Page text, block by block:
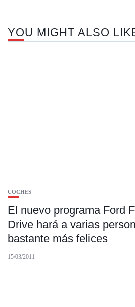
YOU MIGHT ALSO
COCHES
El nuevo programa Ford
Drive hará a varias
bastante más felices
15/03/2011